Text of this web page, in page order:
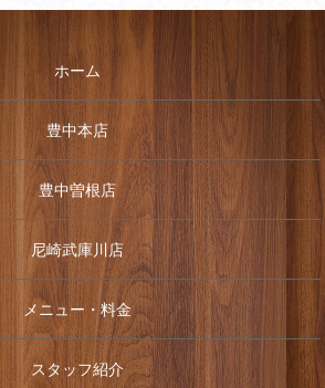
ホーム
豊中本店
豊中曽根店
尼崎武庫川店
メニュー・料金
スタッフ紹介